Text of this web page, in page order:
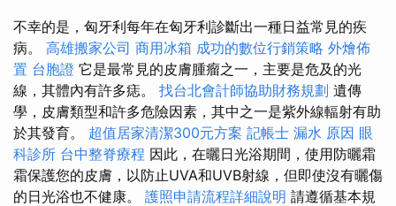
不幸的是，匈牙利每年在匈牙利診斷出一種日益常見的疾
病。 高雄搬家公司 商用冰箱 成功的數位行銷策略 外燴佈
置 台胞證 它是最常見的皮膚腫瘤之一，主要是危及的光
線，其體內有許多痣。 找台北會計師協助財務規劃 遺傳
學，皮膚類型和許多危險因素，其中之一是紫外線輻射有助
於其發育。 超值居家清潔300元方案 記帳士 漏水 原因 眼
科診所 台中整脊療程 因此，在曬日光浴期間，使用防曬霜
霜保護您的皮膚，以防止UVA和UVB射線，但即使沒有曬傷
的日光浴也不健康。 護照申請流程詳細說明 請遵循基本規